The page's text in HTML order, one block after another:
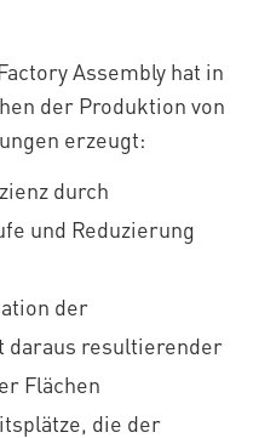
Assembly hat in
der Produktion von
erzeugt:
durch
und Reduzierung
der
daraus resultierender
Flächen
die der